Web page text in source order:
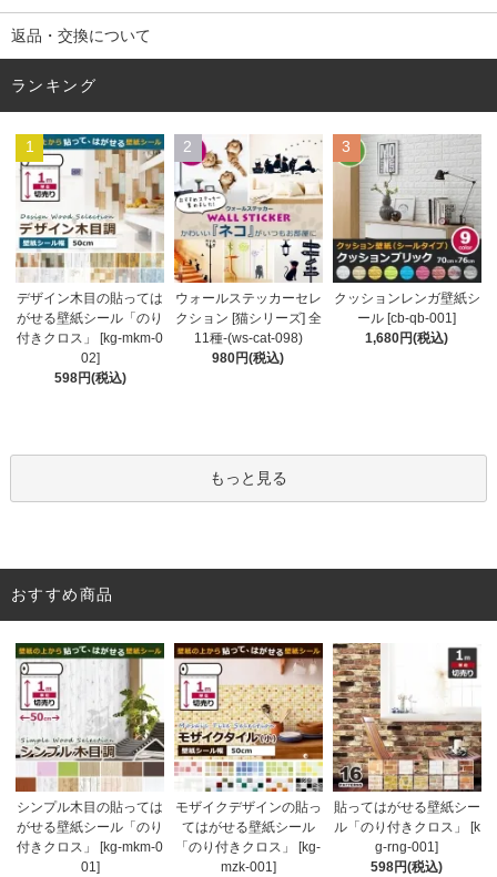
返品・交換について
ランキング
1
デザイン木目の貼っては
がせる壁紙シール「のり
付きクロス」 [kg-mkm-0
02]
598円(税込)
2
ウォールステッカーセレ
クション [猫シリーズ] 全
11種-(ws-cat-098)
980円(税込)
3
クッションレンガ壁紙シ
ール [cb-qb-001]
1,680円(税込)
もっと見る
おすすめ商品
シンプル木目の貼っては
がせる壁紙シール「のり
付きクロス」 [kg-mkm-0
01]
モザイクデザインの貼っ
てはがせる壁紙シール
「のり付きクロス」 [kg-
mzk-001]
貼ってはがせる壁紙シー
ル「のり付きクロス」 [k
g-rng-001]
598円(税込)